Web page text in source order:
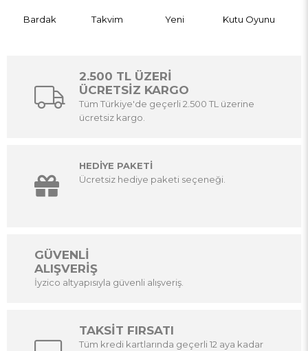
Bardak Takvim Yeni Kutu Oyunu
2.500 TL ÜZERİ
ÜCRETSİZ KARGO
Tüm Türkiye'de geçerli 2.500 TL üzerine
ücretsiz kargo.
HEDİYE PAKETİ
Ücretsiz hediye paketi seçeneği.
GÜVENLİ
ALIŞVERİŞ
İyzico altyapısıyla güvenli alışveriş.
TAKSİT FIRSATI
Tüm kredi kartlarında geçerli 12 aya kadar